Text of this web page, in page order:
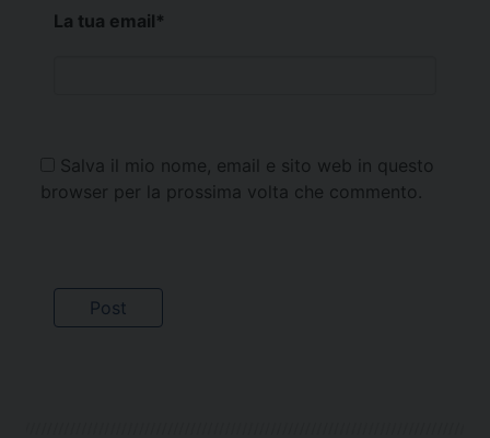
La tua email*
Salva il mio nome, email e sito web in questo
browser per la prossima volta che commento.